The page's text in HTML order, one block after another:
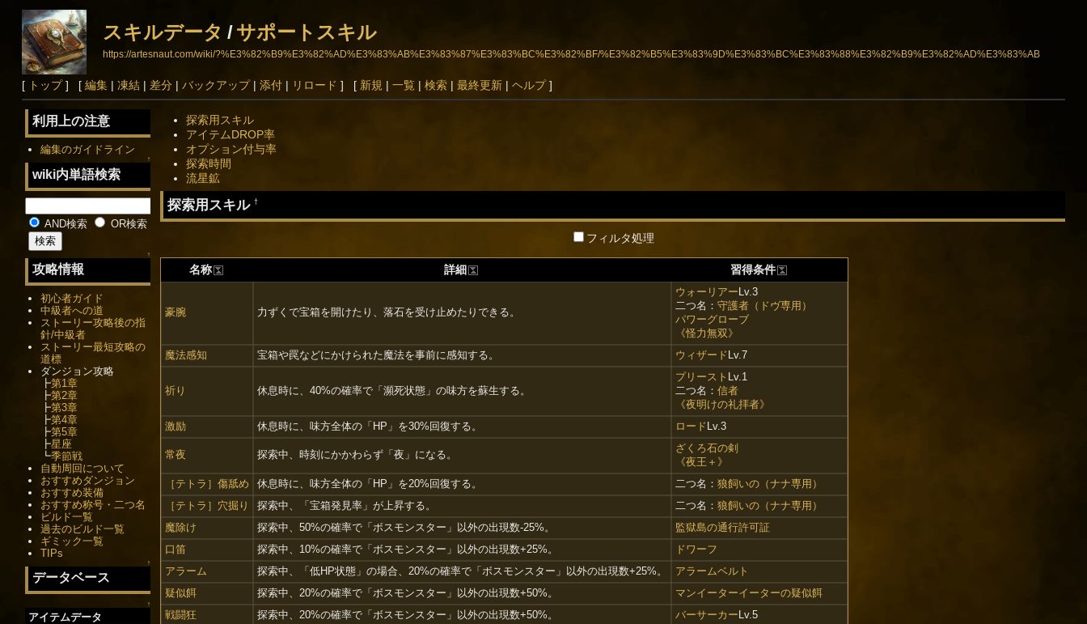
スキルデータ /サポートスキル
https://artesnaut.com/wiki/?%E3%82%B9%E3%82%AD%E3%83%AB%E3%83%87%E3%83%BC%E3%82%BF/%E3%82%B5%E3%83%9D%E3%83%BC%E3%83%88%E3%82%B9%E3%82%AD%E3%83%AB
[ トップ] [ 編集| 凍結| 差分| バックアップ| 添付| リロード ] [ 新規 | 一覧| 検索| 最終更新| ヘルプ]
探索用スキル
アイテムDROP率
オプション付与率
探索時間
流星鉱
探索用スキル †
フィルタ処理
名称 詳細 習得条件
豪腕 力ずくで宝箱を開けたり、落石を受け止めたりできる。
ウォーリアー Lv.3
二つ名： 守護者（ドヴ専用）
パワーグローブ
《怪力無双》
魔法感知
宝箱や罠などにかけられた魔法を事前に感知する。 ウィザード Lv.7
祈り 休息時に、40%の確率で「瀕死状態」の味方を蘇生する。
プリースト Lv.1
二つ名： 信者
《夜明けの礼拝者》
激励
休息時に、味方全体の「HP」を30%回復する。 ロード Lv.3
常夜 探索中、時刻にかかわらず「夜」になる。
ざくろ石の剣
《夜王＋》
［テトラ］傷舐め
休息時に、味方全体の「HP」を20%回復する。 二つ名： 狼飼いの（ナナ専用）
［テトラ］穴掘り
探索中、「宝箱発見率」が上昇する。 二つ名： 狼飼いの（ナナ専用）
魔除け
探索中、50%の確率で「ボスモンスター」以外の出現数-25%。
監獄島の通行許可証
口笛
探索中、10%の確率で「ボスモンスター」以外の出現数+25%。
ドワーフ
アラーム
探索中、「低HP状態」の場合、20%の確率で「ボスモンスター」以外の出現数+25%。
アラームベルト
疑似餌
探索中、20%の確率で「ボスモンスター」以外の出現数+50%。
マンイーターイーターの疑似餌
戦闘狂
探索中、20%の確率で「ボスモンスター」以外の出現数+50%。 バーサーカー Lv.5
利用上の注意
編集のガイドライン
↑
wiki内単語検索
AND検索 OR検索
↑
攻略情報
初心者ガイド
中級者への道
ストーリー攻略後の指
針/中級者
ストーリー最短攻略の
道標
ダンジョン攻略
┣第1章
┣第2章
┣第3章
┣第4章
┣第5章
┣星座
┗季節戦
自動周回について
おすすめダンジョン
おすすめ装備
おすすめ称号・二つ名
ビルド一覧
過去のビルド一覧
ギミック一覧
TIPs
↑
データベース
↑
アイテムデータ